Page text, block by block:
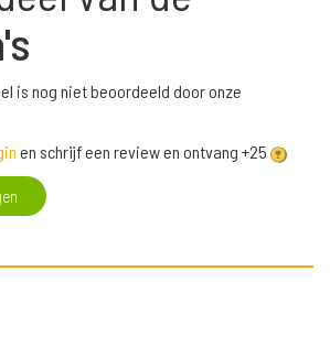
is nog niet beoordeeld door onze
en schrijf een review en ontvang +25